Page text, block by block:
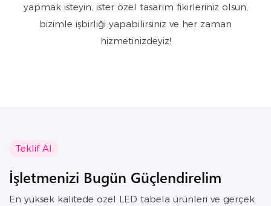
yapmak isteyin, ister özel tasarım fikirleriniz olsun,
bizimle işbirliği yapabilirsiniz ve her zaman
hizmetinizdeyiz!
Teklif Al
İşletmenizi Bugün Güçlendirelim
En yüksek kalitede özel LED tabela ürünleri ve gerçek